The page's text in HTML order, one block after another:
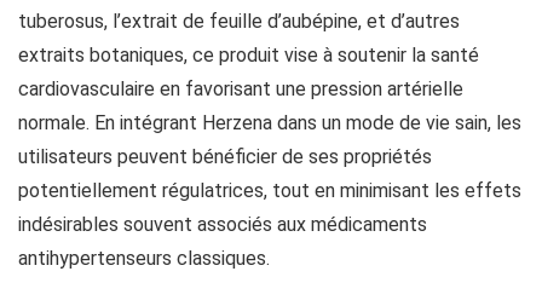
tuberosus, l’extrait de feuille d’aubépine, et d’autres
extraits botaniques, ce produit vise à soutenir la santé
cardiovasculaire en favorisant une pression artérielle
normale. En intégrant Herzena dans un mode de vie sain, les
utilisateurs peuvent bénéficier de ses propriétés
potentiellement régulatrices, tout en minimisant les effets
indésirables souvent associés aux médicaments
antihypertenseurs classiques.